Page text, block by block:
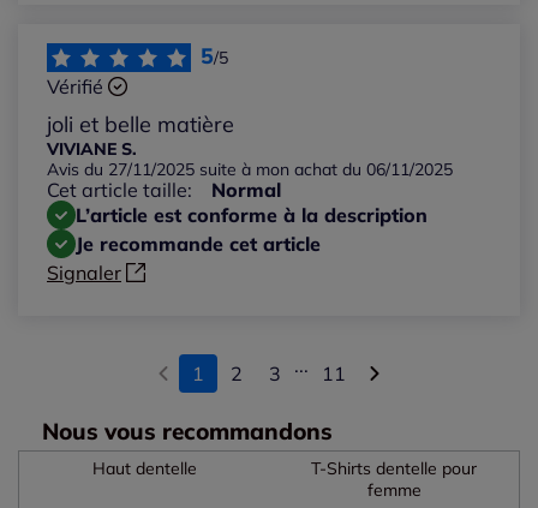
5/5
Vérifié
joli et belle matière
VIVIANE S.
Avis du 27/11/2025 suite à mon achat du 06/11/2025
Cet article taille:
Normal
L’article est conforme à la description
Je recommande cet article
Signaler
1 2 3 ... 11
Nous vous recommandons
Haut dentelle
T-Shirts dentelle pour
femme